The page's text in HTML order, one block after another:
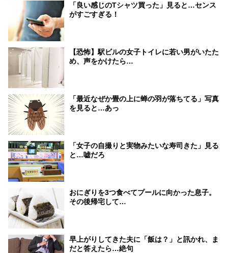
「良い感じのTシャツ買った」見ると…センス
がすごすぎる！
【恐怖】駅ビルの女子トイレに若い男がいたた
め、声をかけたら…
「最近なぜか畳の上に蝉の羽が落ちてる」写真
を見ると…あっ
「女子の自撮りと実物みたいな寿司きた」見る
と…嘘だろ
おにぎりを3つ食べてプールに向かった息子。
その後帰宅して…
早上がりしてきた夫に「飯は？」と訊かれ、ま
だと答えたら…絶句